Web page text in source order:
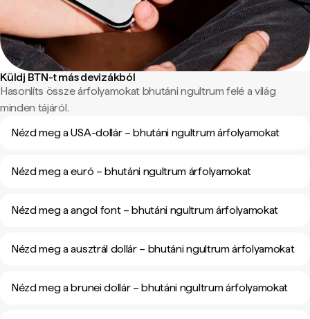
Küldj BTN-t más devizákból
Hasonlíts össze árfolyamokat bhutáni ngultrum felé a világ
minden tájáról.
Nézd meg a USA-dollár – bhutáni ngultrum árfolyamokat
Nézd meg a euró – bhutáni ngultrum árfolyamokat
Nézd meg a angol font – bhutáni ngultrum árfolyamokat
Nézd meg a ausztrál dollár – bhutáni ngultrum árfolyamokat
Nézd meg a brunei dollár – bhutáni ngultrum árfolyamokat